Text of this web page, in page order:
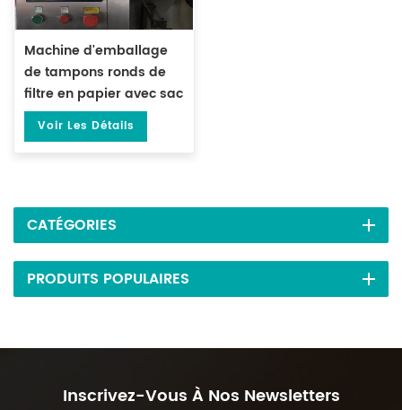
Machine d'emballage
de tampons ronds de
filtre en papier avec sac
extérieur DL-LSDP-YW
Voir Les Détails
CATÉGORIES
PRODUITS POPULAIRES
Inscrivez-Vous À Nos Newsletters